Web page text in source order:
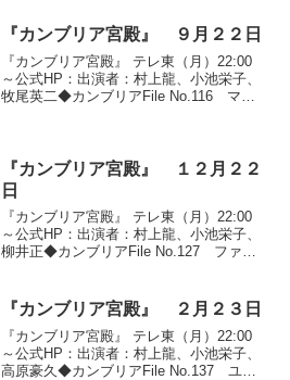
『カンブリア宮殿』 ９月２２日
『カンブリア宮殿』 テレ東（月）22:00
～公式HP：出演者：村上龍、小池栄子、
牧尾英二◆カンブリアFile No.116 マキ
工...
『カンブリア宮殿』 １２月２２
日
『カンブリア宮殿』 テレ東（月）22:00
～公式HP：出演者：村上龍、小池栄子、
柳井正◆カンブリアFile No.127 ファー
これがヒートテックだ！』発売から４ヶ
月...
『カンブリア宮殿』 ２月２３日
『カンブリア宮殿』 テレ東（月）22:00
～公式HP：出演者：村上龍、小池栄子、
高原豪久◆カンブリアFile No.137 ユ